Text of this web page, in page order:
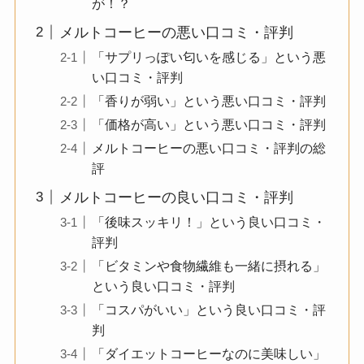
が！？
メルトコーヒーの悪い口コミ・評判
「サプリっぽい匂いを感じる」という悪
い口コミ・評判
「香りが弱い」という悪い口コミ・評判
「価格が高い」という悪い口コミ・評判
メルトコーヒーの悪い口コミ・評判の総
評
メルトコーヒーの良い口コミ・評判
「後味スッキリ！」という良い口コミ・
評判
「ビタミンや食物繊維も一緒に摂れる」
という良い口コミ・評判
「コスパがいい」という良い口コミ・評
判
「ダイエットコーヒーなのに美味しい」